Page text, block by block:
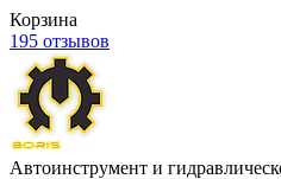
Корзина
195 отзывов
Автоинструмент и